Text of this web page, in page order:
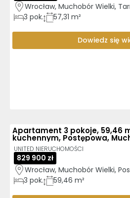
Wrocław, Muchobór Wielki,
3 pok. 57,31 m²
Dowiedz się
Apartament 3 pokoje, 59,46
kuchennym, Postępowa,
UNITED NIERUCHOMOŚCI
829 900 zł
Wrocław, Muchobór Wielki,
3 pok. 59,46 m²